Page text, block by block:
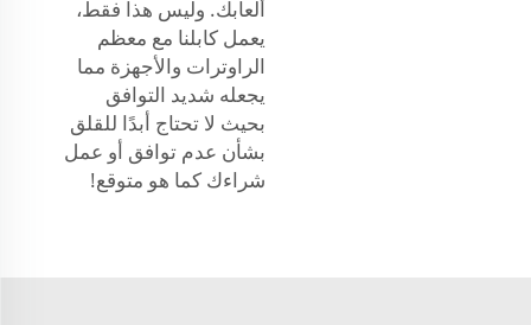
ألعابك. وليس هذا فقط،
يعمل كابلنا مع معظم
الراوترات والأجهزة مما
يجعله شديد التوافق
بحيث لا تحتاج أبدًا للقلق
بشأن عدم توافق أو عمل
شراءك كما هو متوقع!